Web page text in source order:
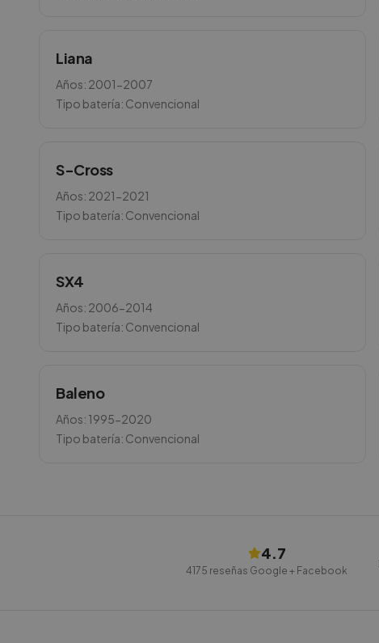
Liana
Años: 2001-2007
Tipo batería: Convencional
S-Cross
Años: 2021-2021
Tipo batería: Convencional
SX4
Años: 2006-2014
Tipo batería: Convencional
Baleno
Años: 1995-2020
Tipo batería: Convencional
4.7
4175 reseñas Google + Facebook